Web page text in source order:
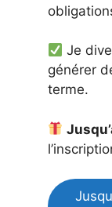
Je
générer
terme.